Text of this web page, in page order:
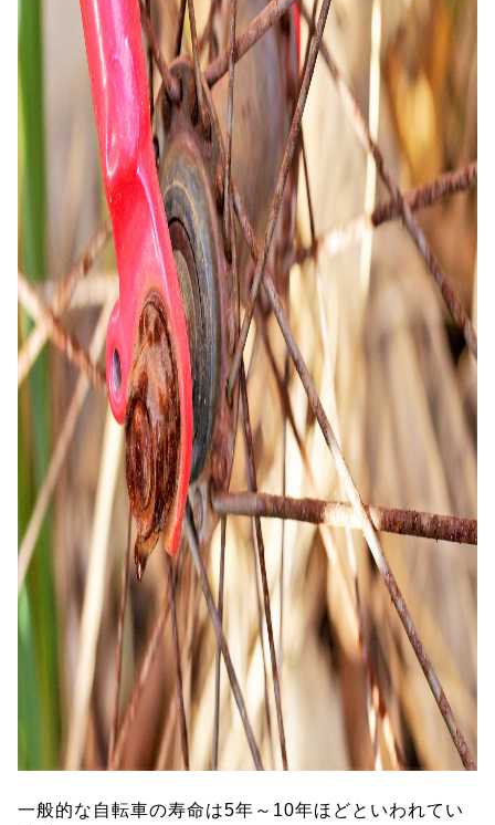
一般的な自転車の寿命は5年～10年ほどといわれてい